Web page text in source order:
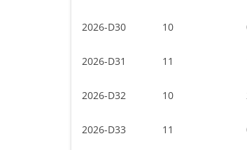
2026-D30 10
2026-D31 11
2026-D32 10
2026-D33 11